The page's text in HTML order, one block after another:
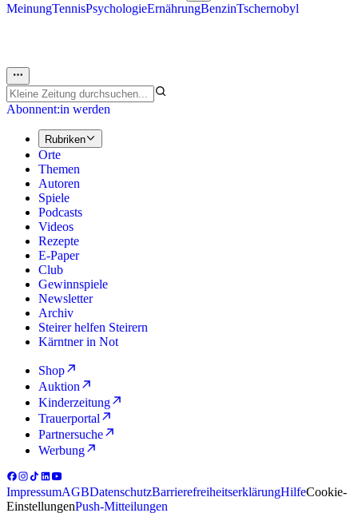
MeinungTennisPsychologieErnährungBenzinTschernobyl
Abonnent:in werden
Rubriken
Orte
Themen
Autoren
Spiele
Podcasts
Videos
Rezepte
E-Paper
Club
Gewinnspiele
Newsletter
Archiv
Steirer helfen Steirern
Kärntner in Not
Shop
Auktion
Kinderzeitung
Trauerportal
Partnersuche
Werbung
ImpressumAGBDatenschutzBarrierefreiheitserklärungHilfeCookie-
EinstellungenPush-Mitteilungen